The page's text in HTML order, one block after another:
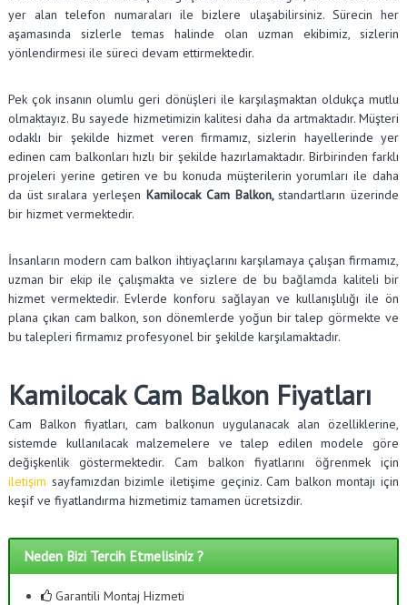
yer alan telefon numaraları ile bizlere ulaşabilirsiniz. Sürecin her
aşamasında sizlerle temas halinde olan uzman ekibimiz, sizlerin
yönlendirmesi ile süreci devam ettirmektedir.
Pek çok insanın olumlu geri dönüşleri ile karşılaşmaktan oldukça mutlu
olmaktayız. Bu sayede hizmetimizin kalitesi daha da artmaktadır. Müşteri
odaklı bir şekilde hizmet veren firmamız, sizlerin hayellerinde yer
edinen cam balkonları hızlı bir şekilde hazırlamaktadır. Birbirinden farklı
projeleri yerine getiren ve bu konuda müşterilerin yorumları ile daha
da üst sıralara yerleşen Kamilocak Cam Balkon,standartların üzerinde
bir hizmet vermektedir.
İnsanların modern cam balkon ihtiyaçlarını karşılamaya çalışan firmamız,
uzman bir ekip ile çalışmakta ve sizlere de bu bağlamda kaliteli bir
hizmet vermektedir. Evlerde konforu sağlayan ve kullanışlılığı ile ön
plana çıkan cam balkon, son dönemlerde yoğun bir talep görmekte ve
bu talepleri firmamız profesyonel bir şekilde karşılamaktadır.
Kamilocak Cam Balkon Fiyatları
Cam Balkon fiyatları, cam balkonun uygulanacak alan özelliklerine,
sistemde kullanılacak malzemelere ve talep edilen modele göre
değişkenlik göstermektedir. Cam balkon fiyatlarını öğrenmek için
iletişim sayfamızdan bizimle iletişime geçiniz. Cam balkon montajı için
keşif ve fiyatlandırma hizmetimiz tamamen ücretsizdir.
Neden Bizi Tercih Etmelisiniz ?
Garantili Montaj Hizmeti